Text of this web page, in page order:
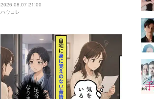
2026.08.07 21:00
ハウコレ